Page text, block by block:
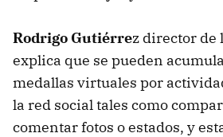
Rodrigo Gutiérrez director de
explica que se pueden
medallas virtuales por
la red social tales como
comentar fotos o estados, y